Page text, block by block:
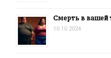
Смерть в вашей
10.10.2024